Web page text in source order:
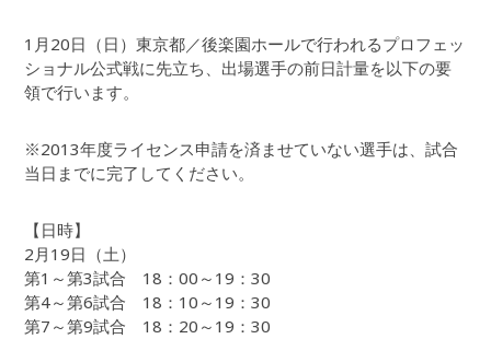
1月20日（日）東京都／後楽園ホールで行われるプロフェッ
ショナル公式戦に先立ち、出場選手の前日計量を以下の要
領で行います。
※2013年度ライセンス申請を済ませていない選手は、試合
当日までに完了してください。
【日時】
2月19日（土）
第1～第3試合 18：00～19：30
第4～第6試合 18：10～19：30
第7～第9試合 18：20～19：30